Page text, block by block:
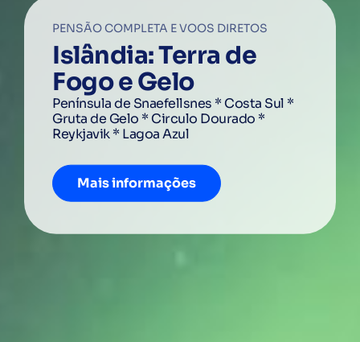
9 A 12 DE SETEMBRO
Magia da Costa
Amalfitana
Nápoles, Capri, Salerno, Positano, Amalfi,
Pompeia
Mais informações
PENSÃO COMPLETA E VOOS DIRETOS
Islândia: Terra de
Fogo e Gelo
Península de Snaefellsnes * Costa Sul *
Gruta de Gelo * Circulo Dourado *
Reykjavik * Lagoa Azul
Mais informações
Pacotes Férias
Encontre as suas férias ideais e desfrute do
Desde 480€
Reserve já!
ÚLTIMAS OPORTUNIDADES
Luas de MEL
Encontre as melhores viagens
destinos como Japão, Caraíbas, Equador,
Dubai, Tailândia e muito mais ...
Consultar